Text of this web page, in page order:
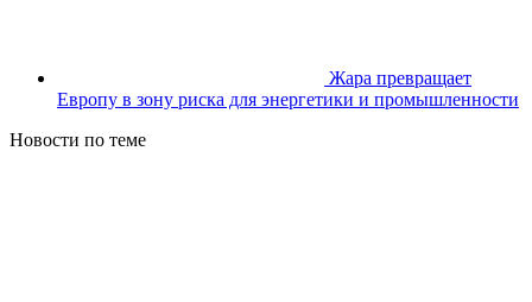
Жара превращает
Европу в зону риска для энергетики и промышленности
Новости по теме